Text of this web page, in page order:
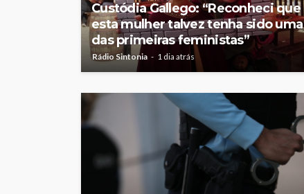
Custódia Gallego: “Reconheci que
esta mulher talvez tenha sido uma
das primeiras feministas”
Rádio Sintonia 1 dia atrás